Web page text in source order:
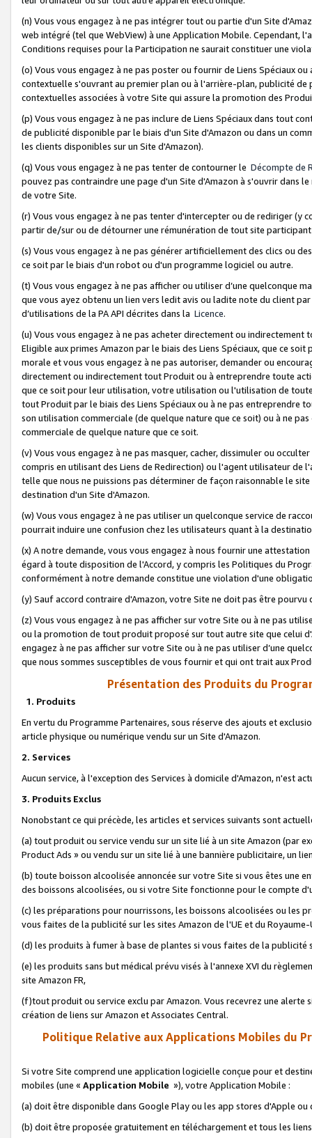
(n) Vous vous engagez à ne pas intégrer tout ou partie d'un Site
web intégré (tel que WebView) à une Application Mobile. Cependant,
Conditions requises pour la Participation ne saurait constituer une
(o) Vous vous engagez à ne pas poster ou fournir de Liens Spéciaux
contextuelle s'ouvrant au premier plan ou à l'arrière-plan, publicité
contextuelles associées à votre Site qui assure la promotion des
(p) Vous vous engagez à ne pas inclure de Liens Spéciaux dans tout
de publicité disponible par le biais d'un Site d'Amazon ou dans un
les clients disponibles sur un Site d'Amazon).
(q) Vous vous engagez à ne pas tenter de contourner le Décompte de
pouvez pas contraindre une page d'un Site d'Amazon à s'ouvrir dans
de votre Site.
(r) Vous vous engagez à ne pas tenter d'intercepter ou de rediriger
partir de/sur ou de détourner une rémunération de tout site
(s) Vous vous engagez à ne pas générer artificiellement des clics ou
ce soit par le biais d'un robot ou d'un programme logiciel ou autre.
(t) Vous vous engagez à ne pas afficher ou utiliser d’une quelconque
que vous ayez obtenu un lien vers ledit avis ou ladite note du client
d’utilisations de la PA API décrites dans la Licence.
(u) Vous vous engagez à ne pas acheter directement ou
Eligible aux primes Amazon par le biais des Liens Spéciaux, que ce
morale et vous vous engagez à ne pas autoriser, demander ou
directement ou indirectement tout Produit ou à entreprendre toute
que ce soit pour leur utilisation, votre utilisation ou l'utilisation de
tout Produit par le biais des Liens Spéciaux ou à ne pas entreprendre
son utilisation commerciale (de quelque nature que ce soit) ou à ne
commerciale de quelque nature que ce soit.
(v) Vous vous engagez à ne pas masquer, cacher, dissimuler ou
compris en utilisant des Liens de Redirection) ou l'agent utilisateur
telle que nous ne puissions pas déterminer de façon raisonnable le
destination d'un Site d'Amazon.
(w) Vous vous engagez à ne pas utiliser un quelconque service de
pourrait induire une confusion chez les utilisateurs quant à la
(x) A notre demande, vous vous engagez à nous fournir une
égard à toute disposition de l'Accord, y compris les Politiques du
conformément à notre demande constitue une violation d'une
(y) Sauf accord contraire d'Amazon, votre Site ne doit pas être
(z) Vous vous engagez à ne pas afficher sur votre Site ou à ne pas
ou la promotion de tout produit proposé sur tout autre site que celui
engagez à ne pas afficher sur votre Site ou à ne pas utiliser d’une
que nous sommes susceptibles de vous fournir et qui ont trait aux
Présentation des Produits du
1. Produits
En vertu du Programme Partenaires, sous réserve des ajouts et
article physique ou numérique vendu sur un Site d'Amazon.
2. Services
Aucun service, à l'exception des Services à domicile d'Amazon, n'est
3. Produits Exclus
Nonobstant ce qui précède, les articles et services suivants sont
(a) tout produit ou service vendu sur un site lié à un site Amazon (par
Product Ads » ou vendu sur un site lié à une bannière publicitaire, un
(b) toute boisson alcoolisée annoncée sur votre Site si vous êtes une
des boissons alcoolisées, ou si votre Site fonctionne pour le compte
(c) les préparations pour nourrissons, les boissons alcoolisées ou les
vous faites de la publicité sur les sites Amazon de l'UE et du Royaume-
(d) les produits à fumer à base de plantes si vous faites de la publicité
(e) les produits sans but médical prévu visés à l'annexe XVI du
site Amazon FR,
(f)tout produit ou service exclu par Amazon. Vous recevrez une alerte
création de liens sur Amazon et Associates Central.
Politique Relative aux Applications Mobiles du
Si votre Site comprend une application logicielle conçue pour et
mobiles (une « Application Mobile »), votre Application Mobile :
(a) doit être disponible dans Google Play ou les app stores d'Apple ou
(b) doit être proposée gratuitement en téléchargement et tous les